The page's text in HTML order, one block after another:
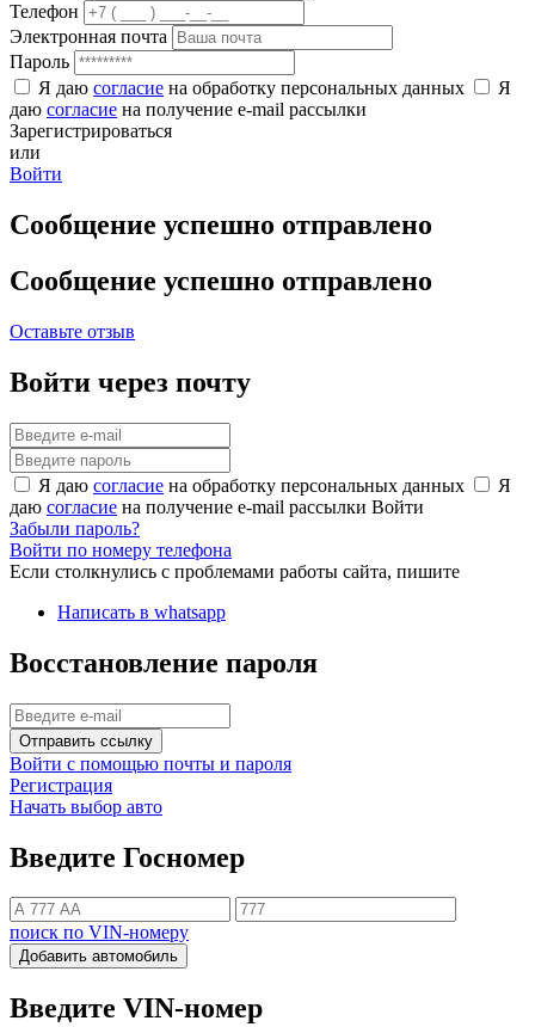
Телефон
Электронная почта
Пароль
Я даю согласие на обработку персональных данных
Я
даю согласие на получение e-mail рассылки
Зарегистрироваться
или
Войти
Сообщение успешно отправлено
Сообщение успешно отправлено
Оставьте отзыв
Войти через почту
Я даю согласие на обработку персональных данных
Я
даю согласие на получение e-mail рассылки Войти
Забыли пароль?
Войти по номеру телефона
Если столкнулись с проблемами работы сайта, пишите
Написать в whatsapp
Восстановление пароля
Отправить ссылку
Войти с помощью почты и пароля
Регистрация
Начать выбор авто
Введите Госномер
поиск по VIN-номеру
Добавить автомобиль
Введите VIN-номер